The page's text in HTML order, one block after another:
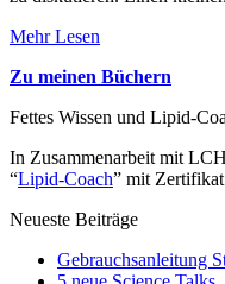
Mehr Lesen
Zu meinen Büchern
Fettes Wissen und Lipid-
In Zusammenarbeit mit
“Lipid-Coach” mit
Neueste Beiträge
Gebrauchsanleitung